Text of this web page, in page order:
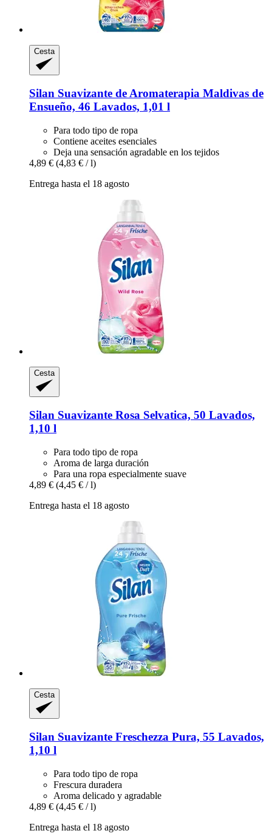
Cesta
Silan Suavizante de Aromaterapia Maldivas de
Ensueño, 46 Lavados, 1,01 l
Para todo tipo de ropa
Contiene aceites esenciales
Deja una sensación agradable en los tejidos
4,89 € (4,83 € / l)
Entrega hasta el 18 agosto
Cesta
Silan Suavizante Rosa Selvatica, 50 Lavados,
1,10 l
Para todo tipo de ropa
Aroma de larga duración
Para una ropa especialmente suave
4,89 € (4,45 € / l)
Entrega hasta el 18 agosto
Cesta
Silan Suavizante Freschezza Pura, 55 Lavados,
1,10 l
Para todo tipo de ropa
Frescura duradera
Aroma delicado y agradable
4,89 € (4,45 € / l)
Entrega hasta el 18 agosto